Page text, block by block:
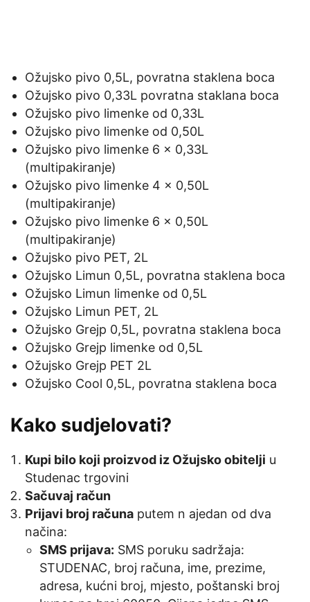
Ožujsko pivo 0,5L, povratna staklena boca
Ožujsko pivo 0,33L povratna staklana boca
Ožujsko pivo limenke od 0,33L
Ožujsko pivo limenke od 0,50L
Ožujsko pivo limenke 6 x 0,33L
(multipakiranje)
Ožujsko pivo limenke 4 x 0,50L
(multipakiranje)
Ožujsko pivo limenke 6 x 0,50L
(multipakiranje)
Ožujsko pivo PET, 2L
Ožujsko Limun 0,5L, povratna staklena boca
Ožujsko Limun limenke od 0,5L
Ožujsko Limun PET, 2L
Ožujsko Grejp 0,5L, povratna staklena boca
Ožujsko Grejp limenke od 0,5L
Ožujsko Grejp PET 2L
Ožujsko Cool 0,5L, povratna staklena boca
Kako sudjelovati?
Kupi bilo koji proizvod iz Ožujsko obitelji u
Studenac trgovini
Sačuvaj račun
Prijavi broj računa putem n ajedan od dva
načina:
SMS prijava: SMS poruku sadržaja:
STUDENAC, broj računa, ime, prezime,
adresa, kućni broj, mjesto, poštanski broj